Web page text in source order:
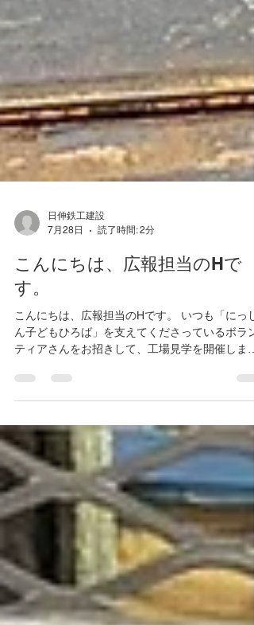
7月28日
読了時間: 2分
こんにちは、広報担当のHで
す。
こんにちは、広報担当のHです。 いつも「にっし
ティアさんをお招きして、工場見学を開催しまし
た！✨ 日伸鉄工でどのような仕事をしているの
かなか入ることができない工場の中をじっくり見
学していただきました。 また、普段とは違う社
達の働く姿を見ていただけました。 職人がかっ
よく火花を散らす溶接。 溶接面をかぶって間近
見学していただきました。 みなさん「すごい！
と大変喜んでいただけました！👷‍♂️🔥 また、日伸
工で一番大きな機械ドリルバンドソー。 そのド
ルバンドソーで孔開け作業(※ボルトを入れるあ
な）も臨場感たっぷり見学して頂きました！⚙️ そ
して、ボランティアの皆さんと社員で一緒に昼食
タイム。 子どもひろば開催日はいつも忙しくて
かなかゆっくりお話することが出来ませんが、こ